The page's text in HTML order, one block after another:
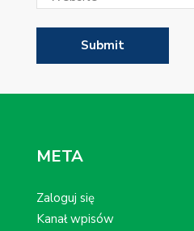
META
Zaloguj się
Kanał wpisów